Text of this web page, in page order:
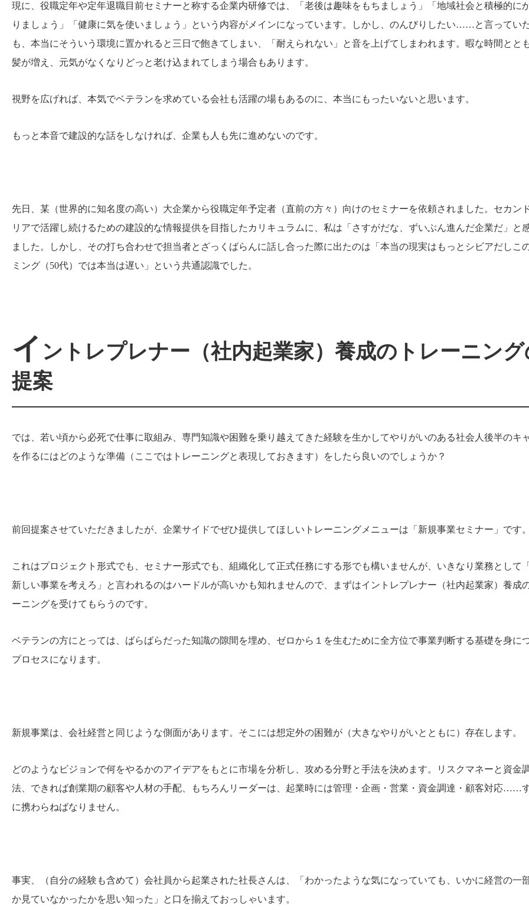
現に、役職定年や定年退職目前セミナーと称する企業内研修では、「老後は趣味をもちましょう」「地域社会と積極的に
りましょう」「健康に気を使いましょう」という内容がメインになっています。しかし、のんびりしたい……と言ってい
も、本当にそういう環境に置かれると三日で飽きてしまい、「耐えられない」と音を上げてしまわれます。暇な時間とと
髪が増え、元気がなくなりどっと老け込まれてしまう場合もあります。
視野を広げれば、本気でベテランを求めている会社も活躍の場もあるのに、本当にもったいないと思います。
もっと本音で建設的な話をしなければ、企業も人も先に進めないのです。
先日、某（世界的に知名度の高い）大企業から役職定年予定者（直前の方々）向けのセミナーを依頼されました。セカン
リアで活躍し続けるための建設的な情報提供を目指したカリキュラムに、私は「さすがだな、ずいぶん進んだ企業だ」と
ました。しかし、その打ち合わせで担当者とざっくばらんに話し合った際に出たのは「本当の現実はもっとシビアだしこ
ミング（50代）では本当は遅い」という共通認識でした。
イ ントレプレナー（社内起業家）養成のトレーニン
提案
では、若い頃から必死で仕事に取組み、専門知識や困難を乗り越えてきた経験を生かしてやりがいのある社会人後半のキ
を作るにはどのような準備（ここではトレーニングと表現しておきます）をしたら良いのでしょうか？
前回提案させていただきましたが、企業サイドでぜひ提供してほしいトレーニングメニューは「新規事業セミナー」です
これはプロジェクト形式でも、セミナー形式でも、組織化して正式任務にする形でも構いませんが、いきなり業務として
新しい事業を考えろ」と言われるのはハードルが高いかも知れませんので、まずはイントレプレナー（社内起業家）養成
ーニングを受けてもらうのです。
ベテランの方にとっては、ばらばらだった知識の隙間を埋め、ゼロから１を生むために全方位で事業判断する基礎を身に
プロセスになります。
新規事業は、会社経営と同じような側面があります。そこには想定外の困難が（大きなやりがいとともに）存在します。
どのようなビジョンで何をやるかのアイデアをもとに市場を分析し、攻める分野と手法を決めます。リスクマネーと資金
法、できれば創業期の顧客や人材の手配、もちろんリーダーは、起業時には管理・企画・営業・資金調達・顧客対応……
に携わらねばなりません。
事実、（自分の経験も含めて）会社員から起業された社長さんは、「わかったような気になっていても、いかに経営の一
か見ていなかったかを思い知った」と口を揃えておっしゃいます。